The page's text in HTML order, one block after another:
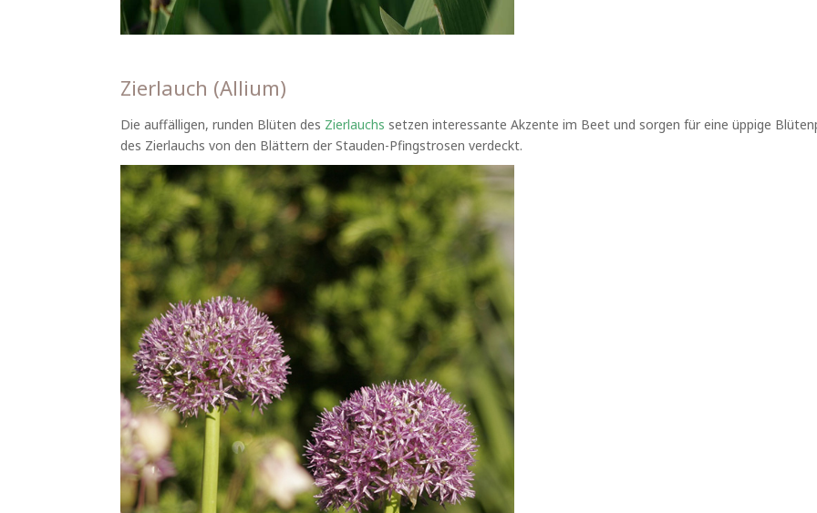
Zierlauch (Allium)
Die auffälligen, runden Blüten des Zierlauchs setzen interessante Akzente im Beet und sorgen für eine üppige
des Zierlauchs von den Blättern der Stauden-Pfingstrosen verdeckt.